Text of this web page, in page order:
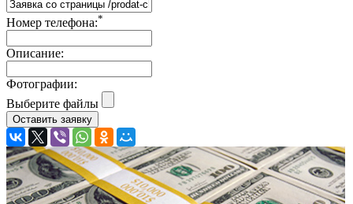
Номер телефона:*
Описание:
Фотографии:
Выберите файлы